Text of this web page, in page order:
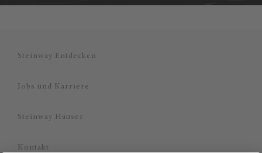
Steinway Entdecken
Jobs und Karriere
Steinway Häuser
Kontakt